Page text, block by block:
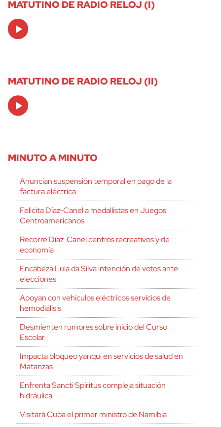
MATUTINO DE RADIO RELOJ (I)
Audio
Player
MATUTINO DE RADIO RELOJ (II)
Audio
Player
MINUTO A MINUTO
Anuncian suspensión temporal en pago de la
factura eléctrica
Felicita Díaz-Canel a medallistas en Juegos
Centroamericanos
Recorre Díaz-Canel centros recreativos y de
economía
Encabeza Lula da Silva intención de votos ante
elecciones
Apoyan con vehículos eléctricos servicios de
hemodiálisis
Desmienten rumores sobre inicio del Curso
Escolar
Impacta bloqueo yanqui en servicios de salud en
Matanzas
Enfrenta Sancti Spíritus compleja situación
hidráulica
Visitará Cuba el primer ministro de Namibia